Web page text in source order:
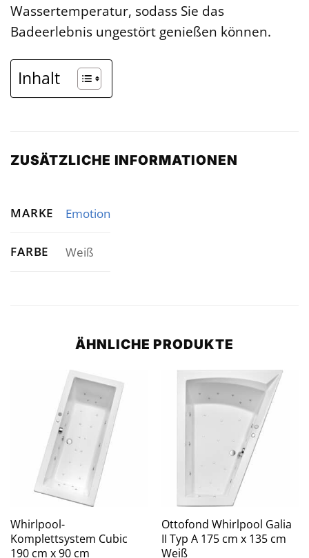
Wassertemperatur, sodass Sie das
Badeerlebnis ungestört genießen können.
Inhalt
ZUSÄTZLICHE INFORMATIONEN
MARKE Emotion
FARBE Weiß
ÄHNLICHE PRODUKTE
Whirlpool-
Komplettsystem Cubic
190 cm x 90 cm
Ottofond Whirlpool Galia
II Typ A 175 cm x 135 cm
Weiß